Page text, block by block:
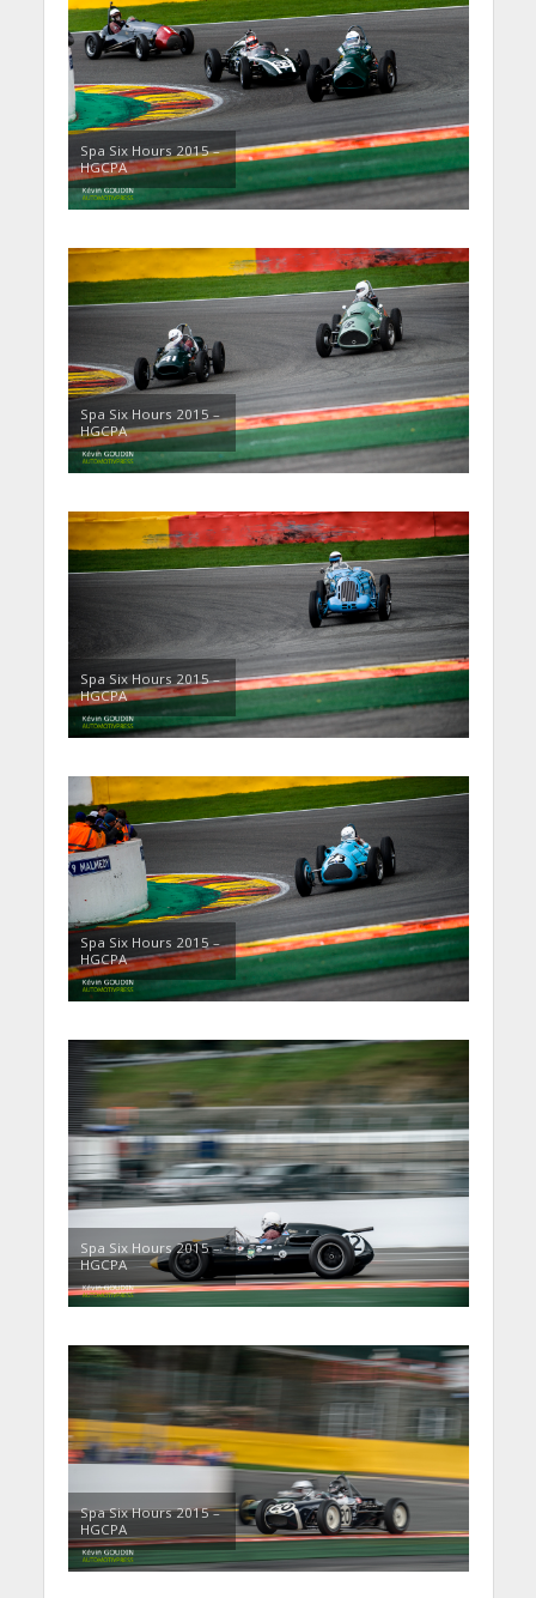
Spa Six Hours 2015 –
HGCPA
Spa Six Hours 2015 –
HGCPA
Spa Six Hours 2015 –
HGCPA
Spa Six Hours 2015 –
HGCPA
Spa Six Hours 2015 –
HGCPA
Spa Six Hours 2015 –
HGCPA